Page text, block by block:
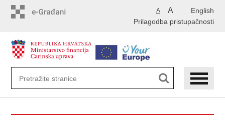
English
A A
Prilagodba pristupačnosti